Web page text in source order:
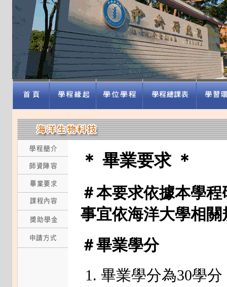
＊ 畢業要求 ＊
＃本要求依據本學
事宜依海洋大學相關
＃畢業學分
畢業學分為30學